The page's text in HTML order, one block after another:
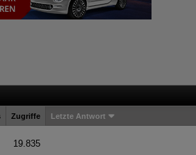
Zugriffe Letzte Antwort
19.835